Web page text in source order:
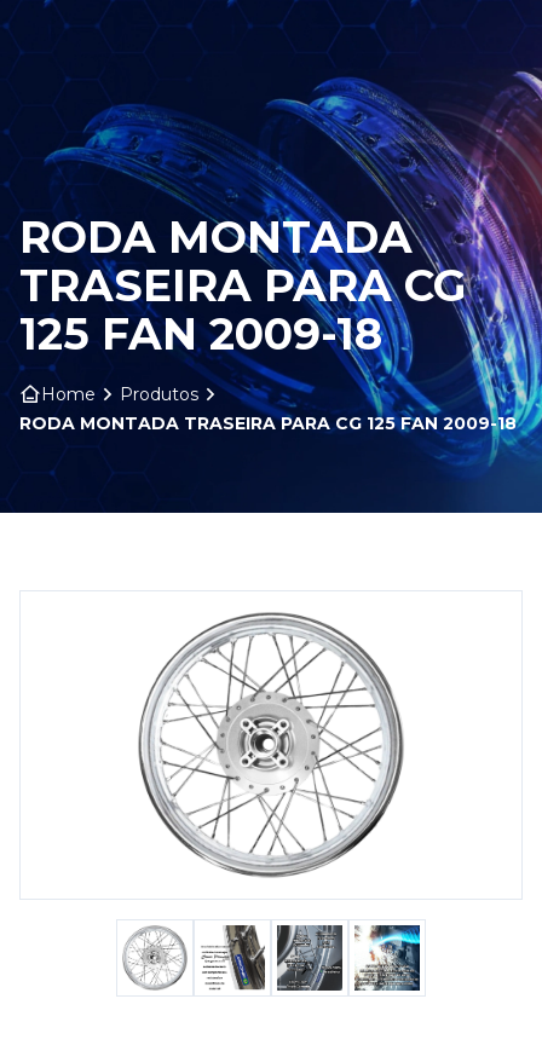
SOBRE NÓS
PRODUTOS
ARO ARTS
CONTATO
BLOG
RODA MONTADA
TRASEIRA PARA CG
125 FAN 2009-18
Home
Produtos
RODA MONTADA TRASEIRA PARA CG 125 FAN 2009-18